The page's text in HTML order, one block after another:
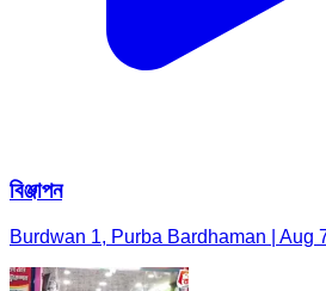
বিঞ্জাপন
Burdwan 1, Purba Bardhaman | Aug